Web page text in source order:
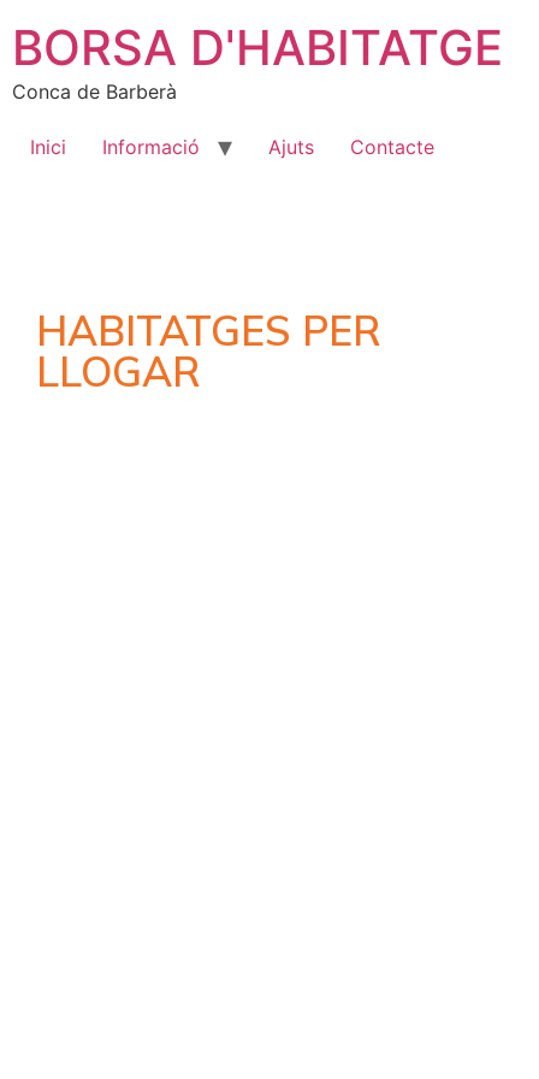
BORSA D'HABITATGE
Conca de Barberà
Inici Informació Ajuts Contacte
HABITATGES PER
LLOGAR